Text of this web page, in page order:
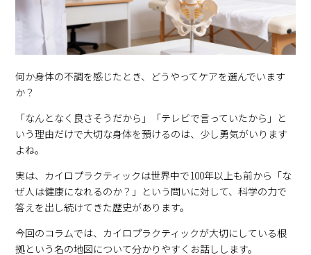
何か身体の不調を感じたとき、どうやってケアを選んでいます
か？
「なんとなく良さそうだから」「テレビで言っていたから」と
いう理由だけで大切な身体を預けるのは、少し勇気がいります
よね。
実は、カイロプラクティックは世界中で100年以上も前から「な
ぜ人は健康になれるのか？」という問いに対して、科学の力で
答えを出し続けてきた歴史があります。
今回のコラムでは、カイロプラクティックが大切にしている根
拠という名の地図について分かりやすくお話しします。